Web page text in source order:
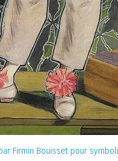
Firmin Bouisset pour